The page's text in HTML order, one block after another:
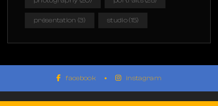
présentation (3) studio(15)
facebook instagram